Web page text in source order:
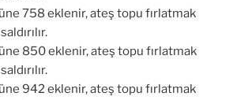
758 eklenir, ateş topu fırlatmak
850 eklenir, ateş topu fırlatmak
942 eklenir, ateş topu fırlatmak